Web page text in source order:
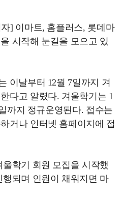
] 이마트, 홈플러스, 롯데마
시작해 눈길을 모으고 있
이날부터 12월 7일까지 겨
다고 알렸다. 겨울학기는 1
까지 정규운영된다. 접수는
거나 인터넷 홈페이지에 접
학기 회원 모집을 시작했
되며 인원이 채워지면 마